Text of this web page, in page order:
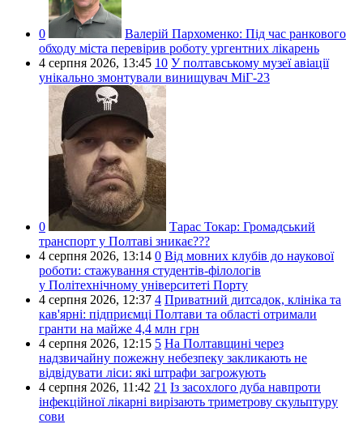
0 Валерій Пархоменко: Під час ранкового
обходу міста перевірив роботу ургентних лікарень
4 серпня 2026, 13:45 10 У полтавському музеї авіації
унікально змонтували винищувач МіГ-23
0 Тарас Токар: Громадський
транспорт у Полтаві зникає???
4 серпня 2026, 13:14 0 Від мовних клубів до наукової
роботи: стажування студентів-філологів
у Політехнічному університеті Порту
4 серпня 2026, 12:37 4 Приватний дитсадок, клініка та
кав'ярні: підприємці Полтави та області отримали
гранти на майже 4,4 млн грн
4 серпня 2026, 12:15 5 На Полтавщині через
надзвичайну пожежну небезпеку закликають не
відвідувати ліси: які штрафи загрожують
4 серпня 2026, 11:42 21 Із засохлого дуба навпроти
інфекційної лікарні вирізають триметрову скульптуру
сови